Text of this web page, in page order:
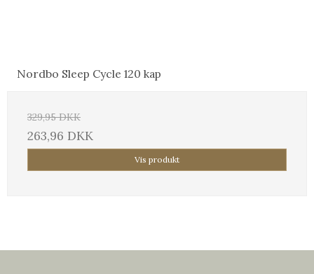
Nordbo Sleep Cycle 120 kap
329,95 DKK
263,96 DKK
Vis produkt